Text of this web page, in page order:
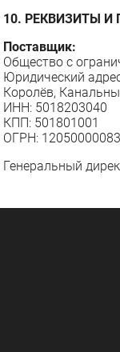
10. РЕКВИЗИТЫ
Поставщик:
Общество с
Юридический
Королёв,
ИНН: 5018203040
КПП: 501801001
ОГРН:
Генеральный